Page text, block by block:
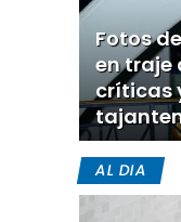
Fotos
en traje
críticas
AL DIA